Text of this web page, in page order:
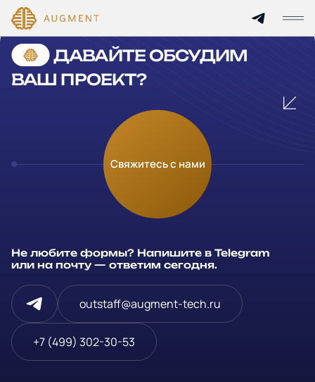
Главная
Технологии и цены
Услуги
Отрасли
Блог и новости
Cannot find 'services' template with page 'detail'
ДАВАЙТЕ ОБСУДИМ
ВАШ ПРОЕКТ?
Свяжитесь с нами
Не любите формы? Напишите в Telegram
или на почту — ответим сегодня.
outstaff@augment-tech.ru
+7 (499) 302-30-53
Оставьте заявку
Заполните и отправьте данные и мы свяжемся с вами в
течение рабочего дня
Компания
Телефон*